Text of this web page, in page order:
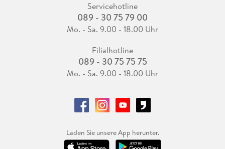
Servicehotline
089 - 30 75 79 00
Mo. - Sa. 9.00 - 18.00 Uhr
Filialhotline
089 - 30 75 75 75
Mo. - Sa. 9.00 - 18.00 Uhr
Laden Sie unsere App herunter.